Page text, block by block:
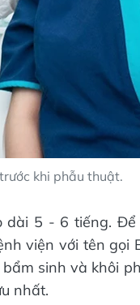
khi phẫu thuật.
dài 5 - 6 tiếng.
viện với tên gọi
sinh và khôi
nhất.